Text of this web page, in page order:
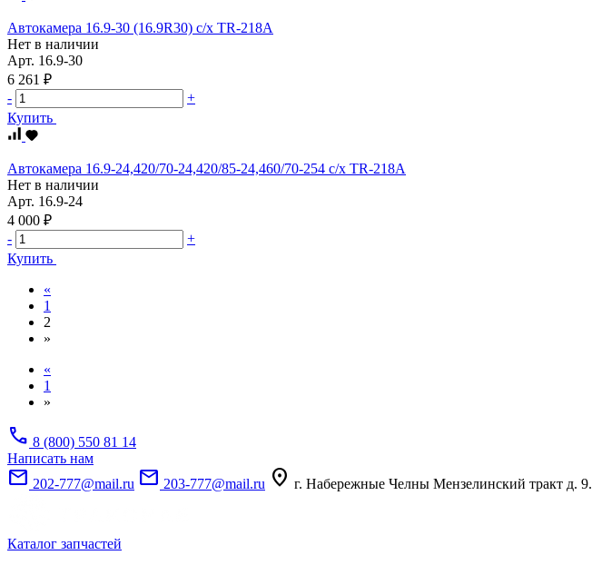
Автокамера 16.9-30 (16.9R30) c/х TR-218A
Нет в наличии
Арт. 16.9-30
6 261 ₽
-
+
Купить
Автокамера 16.9-24,420/70-24,420/85-24,460/70-254 с/х TR-218A
Нет в наличии
Арт. 16.9-24
4 000 ₽
-
+
Купить
«
1
2
»
«
1
»
call 8 (800) 550 81 14
Написать нам
mail 202-777@mail.ru mail 203-777@mail.ru location_on г. Набережные Челны Мензелинский тракт д. 9.
Каталог запчастей